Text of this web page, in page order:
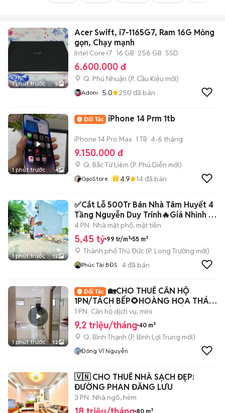
1 phút trước 5
Acer Swift, i7-1165G7, Ram 16G Mỏng
gọn, Chạy mạnh
Intel Core i7 16 GB 256 GB SSD
6.600.000 đ
Q. Phú Nhuận (P. Cầu Kiệu mới)
Adoni 5.0 250 đã bán
1 phút trước 4
iPhone 14 Prm 1tb
iPhone 14 Pro Max 1 TB 4-6 tháng
9.150.000 đ
Q. Bắc Từ Liêm (P. Phú Diễn mới)
GạoStore 4.9 14đã bán
1 phút trước 12
✅Cắt Lỗ 500Tr Bán Nhà Tâm Huyết 4
Tầng Nguyễn Duy Trinh🔥Giá Nhỉnh 5
Tỷ
4 PN Nhà mặt phố, mặt tiền
5,45 tỷ 99 tr/m² 55 m²
Thành phố Thủ Đức (P. Long Trường mới)
Phúc Tài BĐS 4đã bán
1 phút trước 12
🏡CHO THUÊ CĂN HỘ
1PN/TÁCH BẾP🌻HOÀNG HOA THÁM
🌻BAN CÔNG✨MÁY GIẶT RIÊNG✨
1 PN Căn hộ dịch vụ, mini
9,2 triệu/tháng 40 m²
Q. Bình Thạnh (P. Bình Lợi Trung mới)
Đông Vĩ Nguyễn
🇻🇳 CHO THUÊ NHÀ SẠCH ĐẸP:
ĐƯỜNG PHAN ĐĂNG LƯU
3 PN Nhà ngõ, hẻm
80 m²